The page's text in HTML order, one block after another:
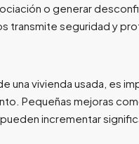
o generar
transmite seguridad y
una vivienda usada, es
Pequeñas mejoras
incrementar